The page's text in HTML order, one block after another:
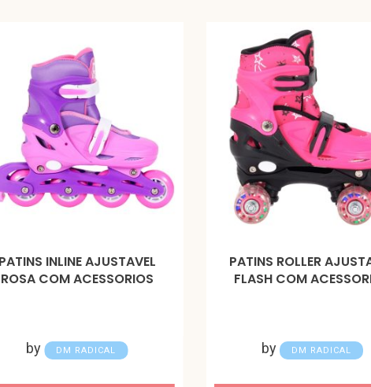
PATINS INLINE AJUSTAVEL
ROSA COM ACESSORIOS
by DM RADICAL
PATINS ROLLER
FLASH COM
by DM RADICAL